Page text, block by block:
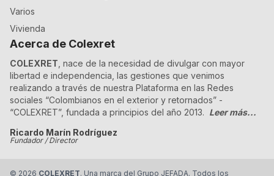
Varios
Vivienda
Acerca de Colexret
COLEXRET , nace de la necesidad de divulgar con mayor
libertad e independencia, las gestiones que venimos
realizando a través de nuestra Plataforma en las Redes
sociales “Colombianos en el exterior y retornados” -
“COLEXRET”, fundada a principios del año 2013. Leer más...
Ricardo Marín Rodríguez
Fundador / Director
© 2026 COLEXRET. Una marca del Grupo JEFADA. Todos los